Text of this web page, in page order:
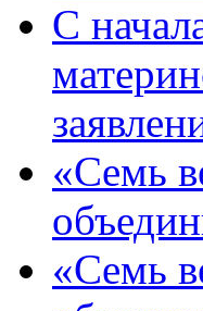
С
«Семь
«Семь